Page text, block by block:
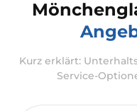
Kurz erklärt:
Service-